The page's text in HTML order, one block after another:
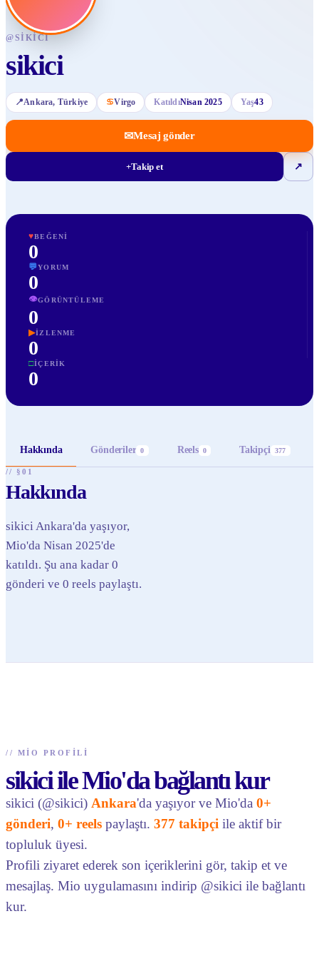
@SIKICI
sikici
📍Ankara, Türkiye ♋Virgo KatıldıNisan 2025 Yaş43
✉Mesaj gönder
+Takip et ↗
♥BEĞENI
0
💬YORUM
0
👁GÖRÜNTÜLEME
0
▶İZLENME
0
□İÇERIK
0
Hakkında Gönderiler 0 Reels 0 Takipçi 377
// §01
Hakkında
sikici Ankara'da yaşıyor,
Mio'da Nisan 2025'de
katıldı. Şu ana kadar 0
gönderi ve 0 reels paylaştı.
// MIO PROFILI
sikici ile Mio'da bağlantı kur
sikici (@sikici) Ankara'da yaşıyor ve Mio'da 0+
gönderi, 0+ reels paylaştı. 377 takipçi ile aktif bir
topluluk üyesi.
Profili ziyaret ederek son içeriklerini gör, takip et ve
mesajlaş. Mio uygulamasını indirip @sikici ile bağlantı
kur.